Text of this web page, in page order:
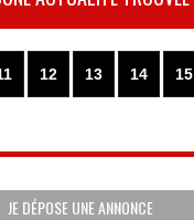
12 13 14 15
JE DÉPOSE UNE ANNONCE